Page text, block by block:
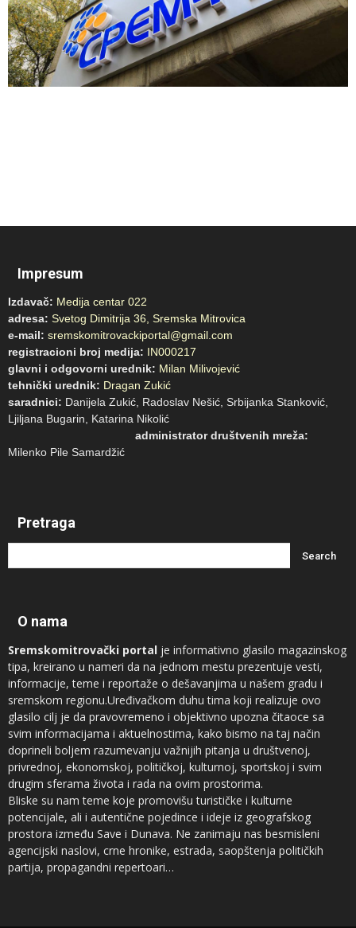
Impresum
Izdavač: Medija centar 022
adresa: Svetog Dimitrija 36, Sremska Mitrovica
e-mail: sremskomitrovackiportal@gmail.com
registracioni broj medija: IN000217
glavni i odgovorni urednik: Milan Milivojević
tehnički urednik: Dragan Zukić
saradnici: Danijela Zukić, Radoslav Nešić, Srbijanka Stanković,
Ljiljana Bugarin, Katarina Nikolić
administrator društvenih mreža:
Milenko Pile Samardžić
Pretraga
O nama
Sremskomitrovački portal je informativno glasilo magazinskog
tipa, kreirano u nameri da na jednom mestu prezentuje vesti,
informacije, teme i reportaže o dešavanjima u našem gradu i
sremskom regionu.Uređivačkom duhu tima koji realizuje ovo
glasilo cilj je da pravovremeno i objektivno upozna čitaoce sa
svim informacijama i aktuelnostima, kako bismo na taj način
doprineli boljem razumevanju važnijih pitanja u društvenoj,
privrednoj, ekonomskoj, političkoj, kulturnoj, sportskoj i svim
drugim sferama života i rada na ovim prostorima.
Bliske su nam teme koje promovišu turističke i kulturne
potencijale, ali i autentične pojedince i ideje iz geografskog
prostora između Save i Dunava. Ne zanimaju nas besmisleni
agencijski naslovi, crne hronike, estrada, saopštenja političkih
partija, propagandni repertoari…